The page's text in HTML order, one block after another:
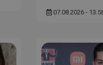
07.08.2026 -